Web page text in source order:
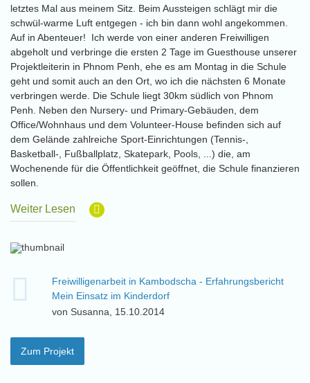
letztes Mal aus meinem Sitz. Beim Aussteigen schlägt mir die
schwül-warme Luft entgegen - ich bin dann wohl angekommen.
Auf in Abenteuer! Ich werde von einer anderen Freiwilligen
abgeholt und verbringe die ersten 2 Tage im Guesthouse unserer
Projektleiterin in Phnom Penh, ehe es am Montag in die Schule
geht und somit auch an den Ort, wo ich die nächsten 6 Monate
verbringen werde. Die Schule liegt 30km südlich von Phnom
Penh. Neben den Nursery- und Primary-Gebäuden, dem
Office/Wohnhaus und dem Volunteer-House befinden sich auf
dem Gelände zahlreiche Sport-Einrichtungen (Tennis-,
Basketball-, Fußballplatz, Skatepark, Pools, ...) die, am
Wochenende für die Öffentlichkeit geöffnet, die Schule finanzieren
sollen.
Weiter Lesen
Freiwilligenarbeit in Kambodscha - Erfahrungsbericht
Mein Einsatz im Kinderdorf
von Susanna, 15.10.2014
Zum Projekt